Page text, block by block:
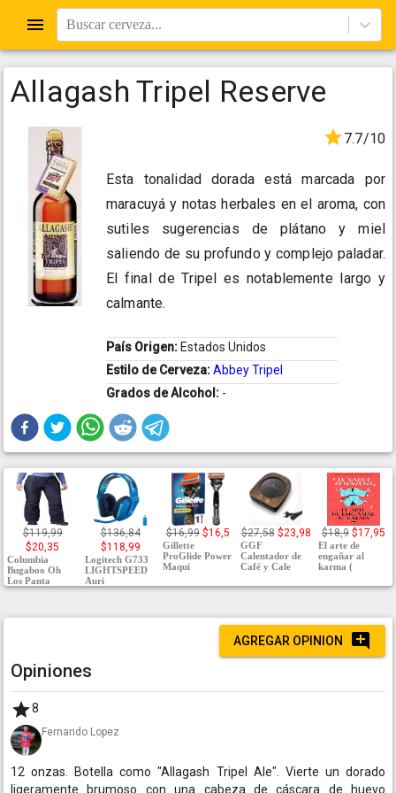
Buscar cerveza...
Allagash Tripel Reserve
7.7/10
Esta tonalidad dorada está marcada por
maracuyá y notas herbales en el aroma, con
sutiles sugerencias de plátano y miel
saliendo de su profundo y complejo paladar.
El final de Tripel es notablemente largo y
calmante.
País Origen: Estados Unidos
Estilo de Cerveza:Abbey Tripel
Grados de Alcohol: -
$119,99
$20,35
Columbia
Bugaboo Oh
Los Panta
$136,84
$118,99
Logitech G733
LIGHTSPEED
Auri
$16,99 $16,5
Gillette
ProGlide Power
Maqui
$27,58 $23,98
GGF
Calentador de
Café y Cale
$18,9 $17,95
El arte de
engañar al
karma (
AGREGAR OPINION
Opiniones
8
Fernando Lopez
12 onzas. Botella como "Allagash Tripel Ale". Vierte un dorado
ligeramente brumoso con una cabeza de cáscara de huevo